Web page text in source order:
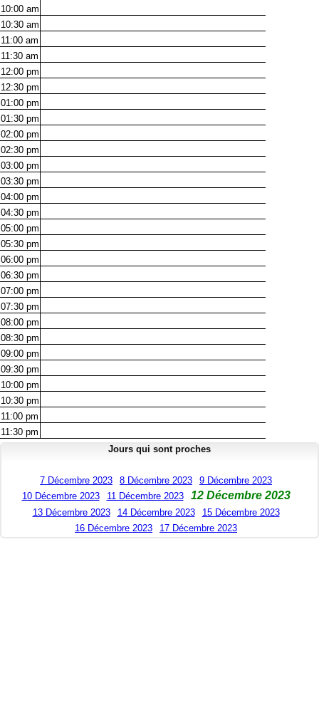
10:00 am
10:30 am
11:00 am
11:30 am
12:00 pm
12:30 pm
01:00 pm
01:30 pm
02:00 pm
02:30 pm
03:00 pm
03:30 pm
04:00 pm
04:30 pm
05:00 pm
05:30 pm
06:00 pm
06:30 pm
07:00 pm
07:30 pm
08:00 pm
08:30 pm
09:00 pm
09:30 pm
10:00 pm
10:30 pm
11:00 pm
11:30 pm
Jours qui sont proches
7 Décembre 2023 8 Décembre 2023
9 Décembre 2023
10 Décembre 2023
11 Décembre 2023 12 Décembre 2023
13 Décembre 2023 14 Décembre 2023
15 Décembre 2023
16 Décembre 2023
17 Décembre 2023